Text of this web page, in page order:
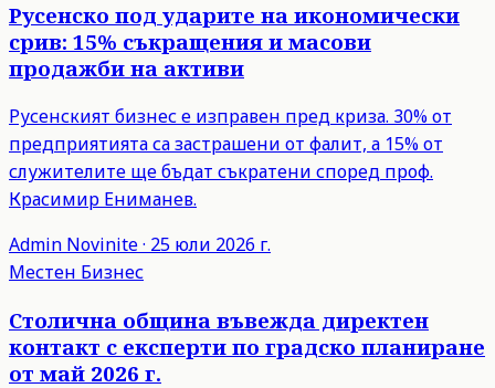
Русенско под ударите на икономически
срив: 15% съкращения и масови
продажби на активи
Русенският бизнес е изправен пред криза. 30% от
предприятията са застрашени от фалит, а 15% от
служителите ще бъдат съкратени според проф.
Красимир Ениманев.
Admin Novinite· 25 юли 2026 г.
Местен Бизнес
Столична община въвежда директен
контакт с експерти по градско планиране
от май 2026 г.